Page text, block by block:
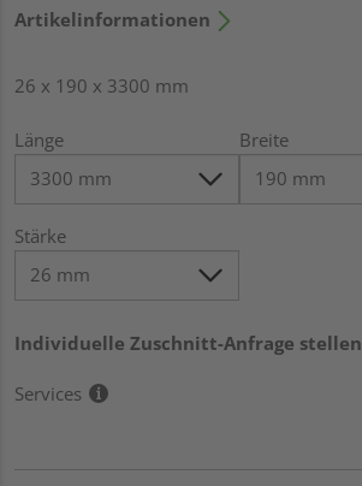
Artikelinformationen
26 x 190 x 3300 mm
Länge Breite
Stärke
Individuelle Zuschnitt-Anfrage stellen
Services